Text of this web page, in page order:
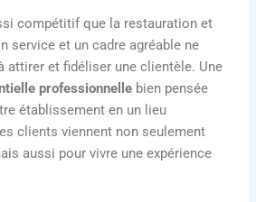
compétitif que la restauration et
service et un cadre agréable ne
attirer et fidéliser une clientèle. Une
professionnelle bien pensée
établissement en un lieu
clients viennent non seulement
aussi pour vivre une expérience